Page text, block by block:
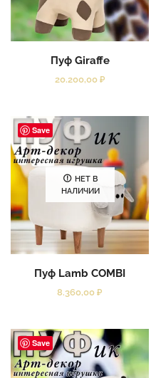
Пуф Giraffe
20.200,00 ₽
Save
НЕТ В
НАЛИЧИИ
Пуф Lamb COMBI
8.360,00 ₽
Save